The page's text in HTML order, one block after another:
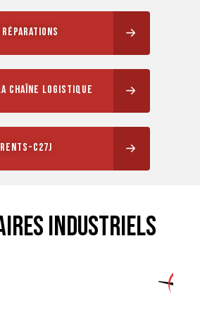
CHAÎNE LOGISTIQUE
C27J
INDUSTRIELS